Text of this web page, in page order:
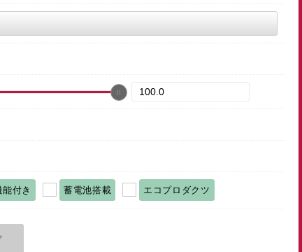
付き 蓄電池搭載 エコプロダクツ